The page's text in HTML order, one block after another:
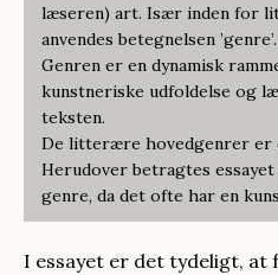
læseren) art. Især inden for
anvendes betegnelsen ’genre’.
Genren er en dynamisk
kunstneriske udfoldelse og
teksten.
De litterære hovedgenrer er
Herudover betragtes
genre, da det ofte har en
I essayet er det tydeligt, at